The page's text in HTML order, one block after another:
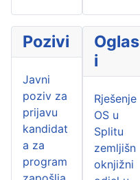
Pozivi
Javni
poziv za
prijavu
kandidat
a za
program
Oglas
i
Rješenje
OS u
Splitu
zemljišn
oknjižni